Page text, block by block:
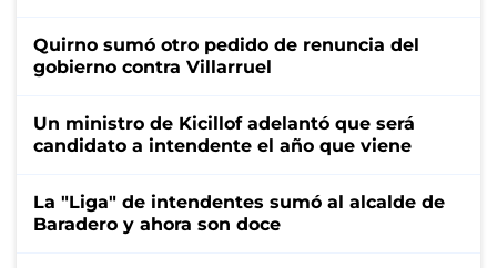
Quirno sumó otro pedido de renuncia del
gobierno contra Villarruel
Un ministro de Kicillof adelantó que será
candidato a intendente el año que viene
La "Liga" de intendentes sumó al alcalde de
Baradero y ahora son doce